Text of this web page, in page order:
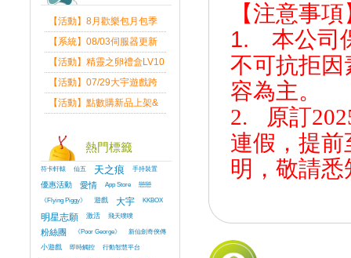
【活動】8月歡樂包月包季
送
【系統】08/03伺服器更新
維護公告
【活動】精靈之卵禮盒LV10
限量發送中
【活動】07/29大宇遊戲跨
界盛典
【活動】點數購新品上架&
熱門標籤
符卡軒轅 仙五 天之痕 手持裝置
優惠活動 愛情 App Store
戀戀
《Flying Piggy》
遊戲 大宇 KKBOX
明星志願 激活 飛天噗噗
粉絲團 《Poor George》
新仙劍奇俠傳
小遊戲
即時觸控 行動智慧平台
【注意事項
1. 本公司
不可抗拒
容為主。
2.
原訂
連假，提前
明，敬請